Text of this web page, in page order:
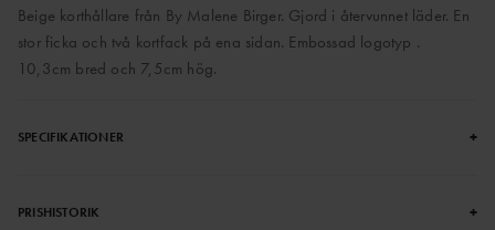
Beige korthållare från By Malene Birger. Gjord i återvunnet läder. En
stor ficka och två kortfack på ena sidan. Embossad logotyp .
10,3cm bred och 7,5cm hög.
SPECIFIKATIONER +
PRISHISTORIK +